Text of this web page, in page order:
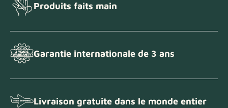
Produits faits main
Garantie internationale de 3 ans
Livraison gratuite dans le monde entier